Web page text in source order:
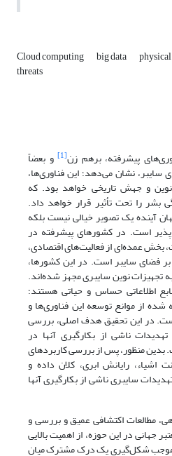
Cloud computing big data
threats
پیشرفته، برهم زن[1] و بعضاً
سایبر، نشان می‌دهد؛ این فناوری‌ها،
و جهش تاریخی خواهد بود. که
بشر را تحت تأثیر قرار خواهد داد.
آینده یک تصویر خیالی نیست بلکه
است. در کشورهای پیشرفته در
بخش عمده‌ای از فعالیت‌های اقتصادی،
فضای سایبر است. در این کشورها،
تجهیزات نوین سایبری مجهز شده‌اند.
اطلاعاتی حساس و حیاتی هستند؛
شده از موانع توسعه این فناوری‌ها و
در این تحقیق هدف اصلی، بررسی
ناشی از بکارگیری آنها در
منظور، پس از بررسی کاربردهای
اشیاء، رایانش ابری، کلان داده و
سایبری ناشی از بکارگیری آنها
مطالعات اکتشافی عمیق و بررسی و
جهانی در این حوزه، از اهمیت بالایی
موجب شکل‌گیری یک درک مشترک میان